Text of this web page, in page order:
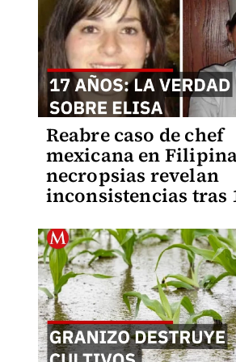
Reabre caso de chef
mexicana en
necropsias revelan
inconsistencias tras